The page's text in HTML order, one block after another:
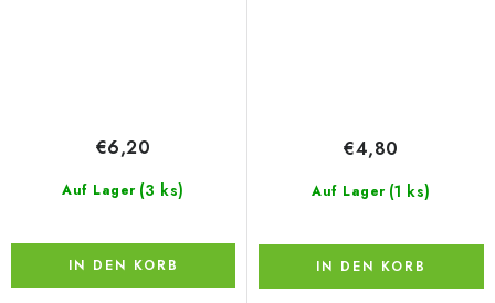
Auf Lager (3 ks)
€6,20
IN DEN KORB
Auf Lager (1 ks)
€4,80
IN DEN KORB